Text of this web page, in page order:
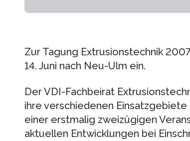
Zur Tagung Extrusions­technik
14. Juni nach Neu-Ulm ein.
Der VDI-Fachbeirat
ihre verschiedenen
einer erstmalig zweizügigen
aktuellen Entwicklungen bei